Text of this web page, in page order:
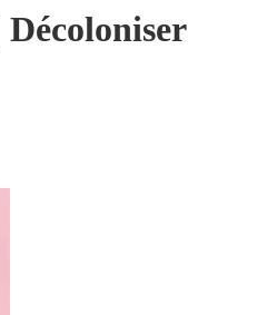
Décoloniser